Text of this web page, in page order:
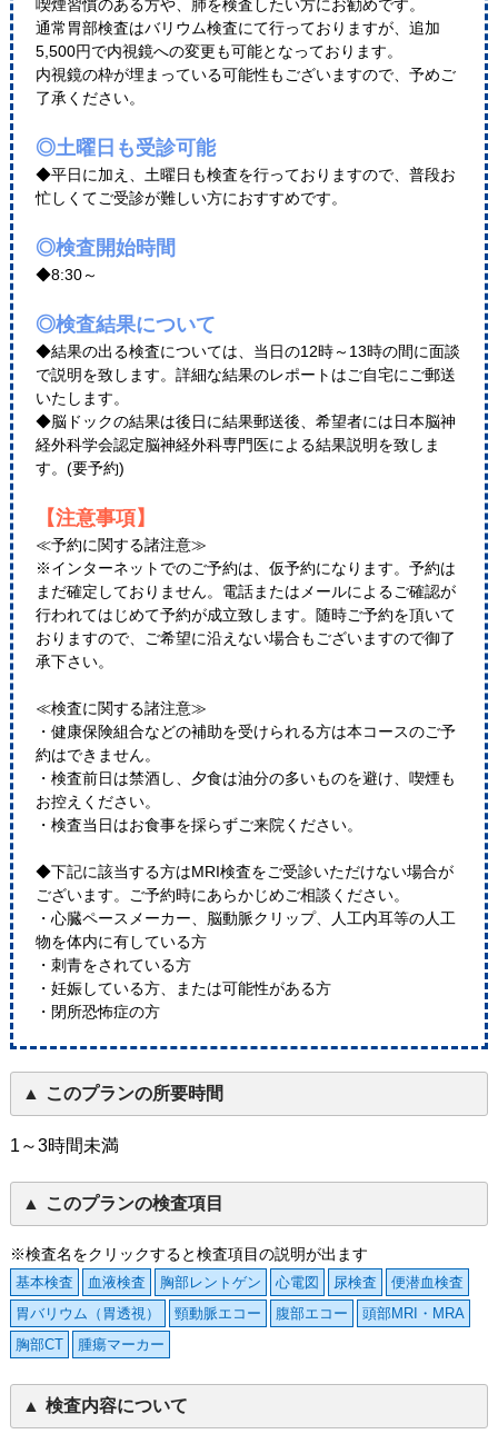
喫煙習慣のある方や、肺を検査したい方にお勧めです。
通常胃部検査はバリウム検査にて行っておりますが、追加
5,500円で内視鏡への変更も可能となっております。
内視鏡の枠が埋まっている可能性もございますので、予めご
了承ください。
◎土曜日も受診可能
◆平日に加え、土曜日も検査を行っておりますので、普段お
忙しくてご受診が難しい方におすすめです。
◎検査開始時間
◆8:30～
◎検査結果について
◆結果の出る検査については、当日の12時～13時の間に面談
で説明を致します。詳細な結果のレポートはご自宅にご郵送
いたします。
◆脳ドックの結果は後日に結果郵送後、希望者には日本脳神
経外科学会認定脳神経外科専門医による結果説明を致しま
す。(要予約)
【注意事項】
≪予約に関する諸注意≫
※インターネットでのご予約は、仮予約になります。予約は
まだ確定しておりません。電話またはメールによるご確認が
行われてはじめて予約が成立致します。随時ご予約を頂いて
おりますので、ご希望に沿えない場合もございますので御了
承下さい。
≪検査に関する諸注意≫
・健康保険組合などの補助を受けられる方は本コースのご予
約はできません。
・検査前日は禁酒し、夕食は油分の多いものを避け、喫煙も
お控えください。
・検査当日はお食事を採らずご来院ください。
◆下記に該当する方はMRI検査をご受診いただけない場合が
ございます。ご予約時にあらかじめご相談ください。
・心臓ペースメーカー、脳動脈クリップ、人工内耳等の人工
物を体内に有している方
・刺青をされている方
・妊娠している方、または可能性がある方
・閉所恐怖症の方
このプランの所要時間
1～3時間未満
このプランの検査項目
※検査名をクリックすると検査項目の説明が出ます
基本検査 血液検査 胸部レントゲン 心電図 尿検査
便潜血検査
胃バリウム（胃透視）
頸動脈エコー 腹部エコー
頭部MRI・MRA
胸部CT
腫瘍マーカー
検査内容について